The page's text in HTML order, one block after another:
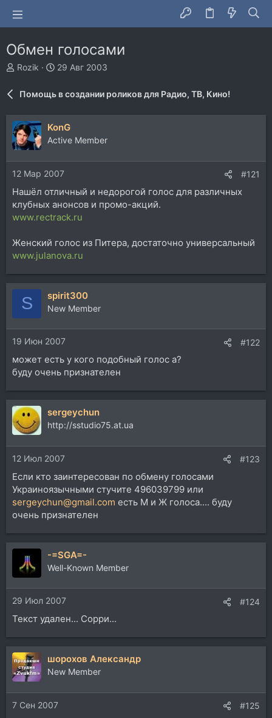
Обмен голосами
А
т
р
т
е
м
Rozik
Д
н
а
ч
а
29 Авг 2003
Помощь в создании роликов для Радио, ТВ, Кино!
KonG
Active Member
12 Мар 2007 #121
Нашёл отличный и недорогой голос для различных
клубных анонсов и промо-акций.
www.rectrack.ru
Женский голос из Питера, достаточно универсальный
www.julanova.ru
S spirit300
New Member
19 Июн 2007 #122
может есть у кого подобный голос а?
буду очень признателен
sergeychun
http://sstudio75.at.ua
12 Июл 2007 #123
Если кто заинтересован по обмену голосами
Украиноязычными стучите 496039799 или
sergeychun@gmail.com есть M и Ж голоса.... буду
очень признателен
-=SGA=-
Well-Known Member
29 Июл 2007 #124
Текст удален... Сорри...
шорохов Александр
New Member
7 Сен 2007 #125